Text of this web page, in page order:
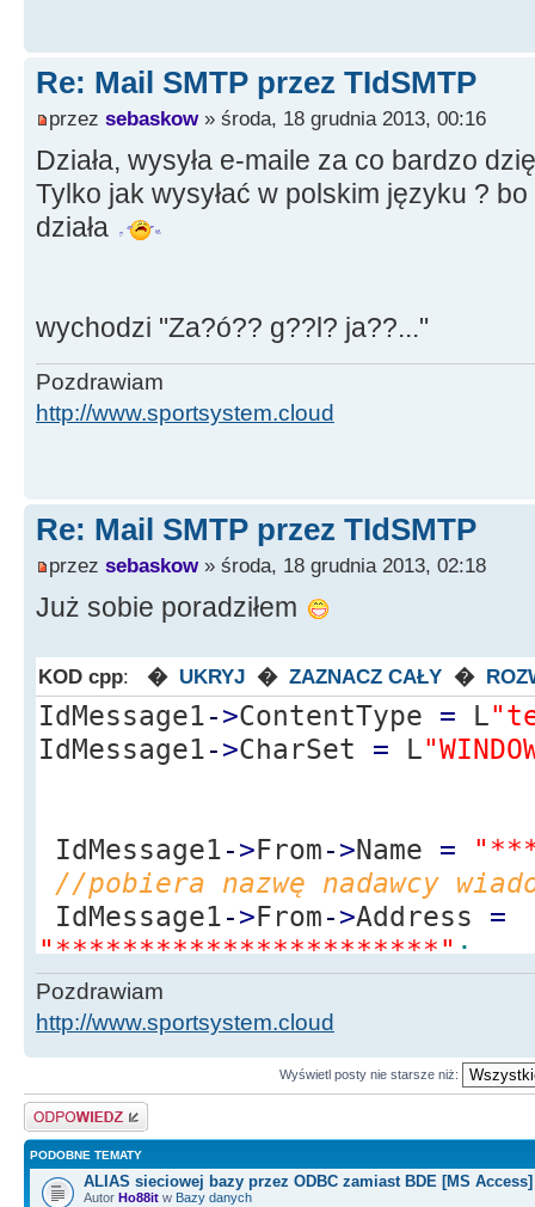
Re: Mail SMTP przez TIdSMTP
przez sebaskow» środa, 18 grudnia 2013, 00:16
Działa, wysyła e-maile za co bardzo
Tylko jak wysyłać w polskim języku ?
działa
wychodzi "Za?ó?? g??l? ja??..."
Pozdrawiam
http://www.sportsystem.cloud
Re: Mail SMTP przez TIdSMTP
przez sebaskow» środa, 18 grudnia 2013, 02:18
Już sobie poradziłem
KOD cpp: � UKRYJ � ZAZNACZ CAŁY �
IdMessage1->ContentType = L
IdMessage1->CharSet = L
IdMessage1->From->Name =
//pobiera nazwę nadawcy
IdMessage1->From->Address =
"***********************";
IdMessage1->Recipients->
adres e-mail odbiorcy
Subject=
Pozdrawiam
http://www.sportsystem.cloud
Wyświetl posty nie starsze niż:
Odpowiedz
PODOBNE TEMATY
ALIAS sieciowej bazy przez ODBC zamiast BDE [MS Access]
Autor Ho88it w Bazy danych